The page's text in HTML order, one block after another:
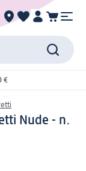
€
Nude - n.